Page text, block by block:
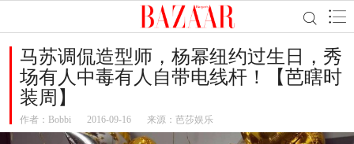
马苏调侃造型师，杨幂纽约过生日，秀
场有人中毒有人自带电线杆！【芭瞎时
装周】
作者： Bobbi 2016-09-16 来源：芭莎娱乐